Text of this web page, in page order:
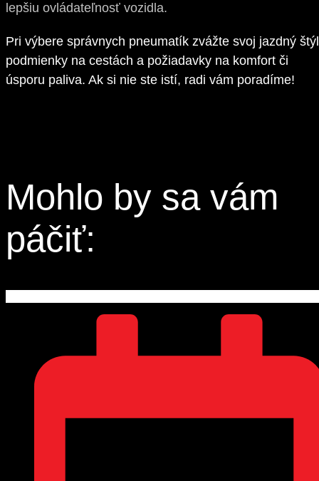
lepšiu ovládateľnosť vozidla.
Pri výbere správnych pneumatík zvážte svoj jazdný
podmienky na cestách a požiadavky na komfort či
úsporu paliva. Ak si nie ste istí, radi vám poradíme!
Mohlo by sa vám
páčiť: